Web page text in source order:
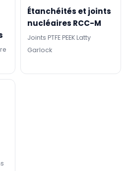
Étanchéités et joints
nucléaires RCC-M
Joints PTFE PEEK Latty
Garlock